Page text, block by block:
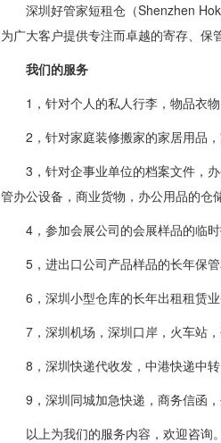
深圳好管家短租仓（Shenzhen
为广大客户提供专注而卓越的寄存、保
我们的服务
1，针对个人的私人行李，物品衣
2，针对家庭装修搬家的家居用品
3，针对企事业单位的档案文件，
管办公设备，商业货物，办公用品的仓
4，参加会展公司的会展样品的临
5，进出口公司产品样品的长年保
6，深圳小型仓库的长年出租租赁
7，深圳机场，深圳口岸，火车站
8，深圳快递代收发，中港快递中
9，深圳同城加急快递，商务信函
以上为我们的服务内容，欢迎咨询。